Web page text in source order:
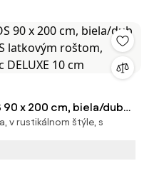
90 x 200 cm, biela/dub
latkovým roštom,
10 cm
v rustikálnom štýle, s